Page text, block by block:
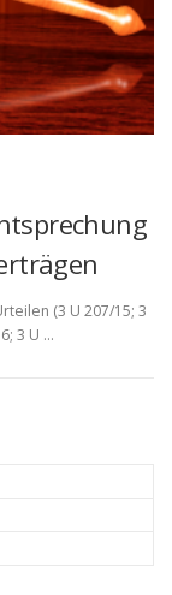
(3 U 207/15; 3
3 U …